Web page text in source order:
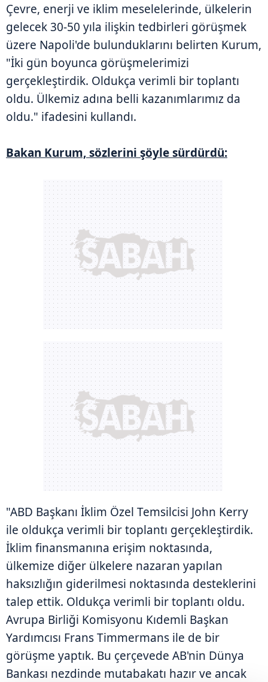
Çevre, enerji ve iklim meselelerinde, ülkelerin
gelecek 30-50 yıla ilişkin tedbirleri görüşmek
üzere Napoli'de bulunduklarını belirten Kurum,
"İki gün boyunca görüşmelerimizi
gerçekleştirdik. Oldukça verimli bir toplantı
oldu. Ülkemiz adına belli kazanımlarımız da
oldu." ifadesini kullandı.
Bakan Kurum, sözlerini şöyle sürdürdü:
"ABD Başkanı İklim Özel Temsilcisi John Kerry
ile oldukça verimli bir toplantı gerçekleştirdik.
İklim finansmanına erişim noktasında,
ülkemize diğer ülkelere nazaran yapılan
haksızlığın giderilmesi noktasında desteklerini
talep ettik. Oldukça verimli bir toplantı oldu.
Avrupa Birliği Komisyonu Kıdemli Başkan
Yardımcısı Frans Timmermans ile de bir
görüşme yaptık. Bu çerçevede AB'nin Dünya
Bankası nezdinde mutabakatı hazır ve ancak